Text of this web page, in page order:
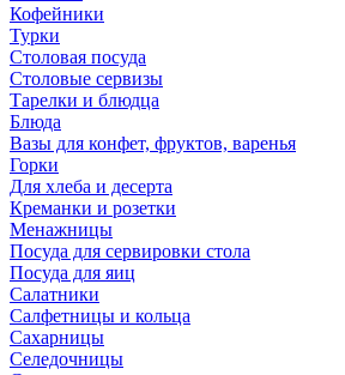
Кофейники
Турки
Столовая посуда
Столовые сервизы
Тарелки и блюдца
Блюда
Вазы для конфет, фруктов, варенья
Горки
Для хлеба и десерта
Креманки и розетки
Менажницы
Посуда для сервировки стола
Посуда для яиц
Салатники
Салфетницы и кольца
Сахарницы
Селедочницы